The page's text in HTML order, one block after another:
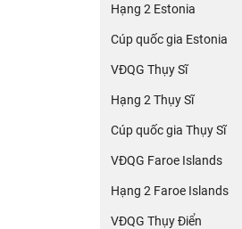
Hạng 2 Estonia
Cúp quốc gia Estonia
VĐQG Thụy Sĩ
Hạng 2 Thụy Sĩ
Cúp quốc gia Thụy Sĩ
VĐQG Faroe Islands
Hạng 2 Faroe Islands
VĐQG Thụy Điển